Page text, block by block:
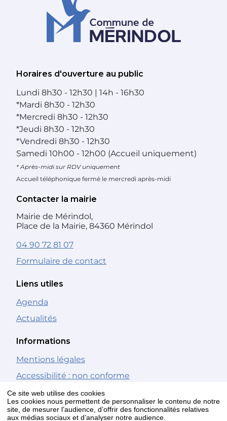
Ce site web utilise des cookies
Les cookies nous permettent de personnaliser le contenu de notre
site, de mesurer l’audience, d’offrir des fonctionnalités relatives
aux médias sociaux et d’analyser notre audience.
Horaires d'ouverture au public
Lundi 8h30 - 12h30 | 14h - 16h30
*Mardi 8h30 - 12h30
*Mercredi 8h30 - 12h30
*Jeudi 8h30 - 12h30
*Vendredi 8h30 - 12h30
Samedi 10h00 - 12h00 (Accueil uniquement)
* Après-midi sur RDV uniquement
Accueil téléphonique fermé le mercredi après-midi
Contacter la mairie
Mairie de Mérindol,
Place de la Mairie, 84360 Mérindol
04 90 72 81 07
Formulaire de contact
Liens utiles
Agenda
Actualités
Informations
Mentions légales
Accessibilité : non conforme
Gestion des cookies
Nous suivre